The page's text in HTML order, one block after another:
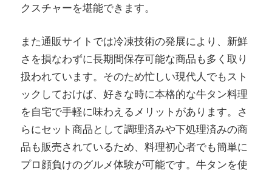
クスチャーを堪能できます。
また通販サイトでは冷凍技術の発展により、新鮮
さを損なわずに長期間保存可能な商品も多く取り
扱われています。そのため忙しい現代人でもスト
ックしておけば、好きな時に本格的な牛タン料理
を自宅で手軽に味わえるメリットがあります。さ
らにセット商品として調理済みや下処理済みの商
品も販売されているため、料理初心者でも簡単に
プロ顔負けのグルメ体験が可能です。牛タンを使